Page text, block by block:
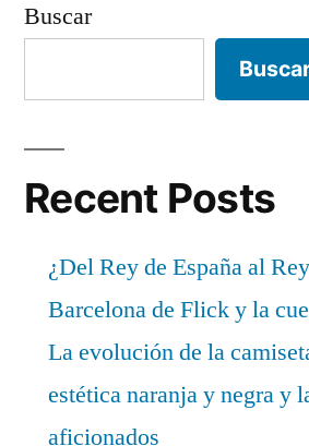
Buscar
Recent Posts
¿Del Rey de España al
Barcelona de Flick y la
La evolución de la
estética naranja y negra y
aficionados